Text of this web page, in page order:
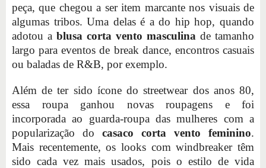
peça, que chegou a ser item marcante nos visuais de
algumas tribos. Uma delas é a do hip hop, quando
adotou a blusa corta vento masculina de tamanho
largo para eventos de break dance, encontros casuais
ou baladas de R&B, por exemplo.
Além de ter sido ícone do streetwear dos anos 80,
essa roupa ganhou novas roupagens e foi
incorporada ao guarda-roupa das mulheres com a
popularização do casaco corta vento feminino.
Mais recentemente, os looks com windbreaker têm
sido cada vez mais usados, pois o estilo de vida